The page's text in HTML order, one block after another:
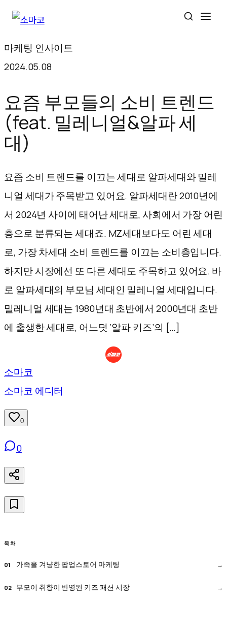
텐
츠
로
바
로
가
마케팅 인사이트
2024.05.08
요즘 부모들의 소비 트렌드
(feat. 밀레니얼&알파 세
대)
요즘 소비 트렌드를 이끄는 세대로 알파세대와 밀레
니얼 세대가 주목받고 있어요. 알파세대란 2010년에
서 2024년 사이에 태어난 세대로, 사회에서 가장 어린
층으로 분류되는 세대죠. MZ세대보다도 어린 세대
로, 가장 차세대 소비 트렌드를 이끄는 소비층입니다.
하지만 시장에선 또 다른 세대도 주목하고 있어요. 바
로 알파세대의 부모님 세대인 밀레니얼 세대입니다.
밀레니얼 세대는 1980년대 초반에서 2000년대 초반
에 출생한 세대로, 어느덧 ‘알파 키즈’의 […]
소마코
소마코 에디터
0
0
목차
가족을 겨냥한 팝업스토어 마케팅
부모이 취향이 반영된 키즈 패션 시장